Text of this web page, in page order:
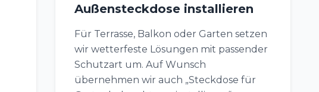
Außensteckdose installieren
Für Terrasse, Balkon oder Garten setzen
wir wetterfeste Lösungen mit passender
Schutzart um. Auf Wunsch
übernehmen wir auch „Steckdose für